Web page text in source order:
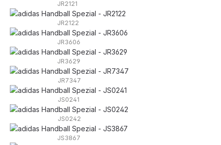
JR2121
JR2122
JR3606
JR3629
JR7347
JS0241
JS0242
JS3867